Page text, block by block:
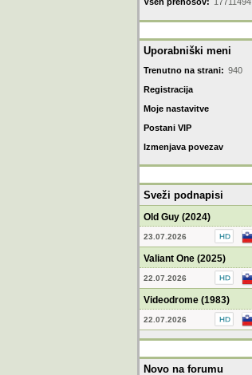
Uporabniški meni
Trenutno na strani: 940
Registracija
Moje nastavitve
Postani VIP
Izmenjava povezav
Sveži podnapisi
Old Guy (2024)
23.07.2026
Valiant One (2025)
22.07.2026
Videodrome (1983)
22.07.2026
Novo na forumu